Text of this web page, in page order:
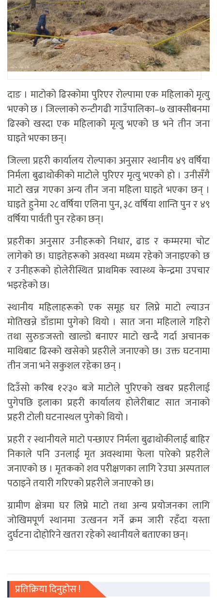
दाङ । माटाेकाे ढिस्काेमा पुरिएर राेल्पामा एक महिलाकाे मृत्यु
भएको छ । जिल्लाको रुन्टीगढी गाउँपालिका–७ खाक्सीबनमा
ढिस्को खस्दा एक महिलाको मृत्यु भएको छ भने तीन जना
घाइते भएका छन्।
जिल्ला प्रहरी कार्यालय रोल्पाका अनुसार स्थानीय ४९ वर्षिया
निर्मला बुढाथोकीको माटोले पुरिएर मृत्यु भएको हो । उनीसँगै
माटो खन्न गएका अन्य तीन जना महिला घाइते भएका छन् ।
घाइते हुनेमा २८ वर्षिया एलिना पुन, ३८ वर्षिया शान्ति पुन र ४९
वर्षिया पार्वती पुन रहेका छन्।
प्रहरीका अनुसार उनीहरूको निधार, ढाड र कम्मरमा चोट
लागेको छ। घाइतेहरूको अवस्था मध्यम रहेको जनाइएको छ
र उनीहरूको होलेरीस्थित प्राथमिक स्वास्थ्य केन्द्रमा उपचार
भइरहेको छ।
स्थानीय महिलाहरूको एक समूह घर लिप्ने माटो ल्याउन
मोतिखन्ने डाँडामा पुगेको थियो । सात जना महिलाले गहिरो
तथा सुरुङजस्तो खाल्डो बनाएर माटो खन्दै गर्दा अचानक
माथिबाट ढिस्को खसेको प्रहरीले जनाएको छ। उक्त घटनामा
तीन जना भने सकुशल रहेका छन् ।
दिउँसो करिब १२ः३० बजे माटोले पुरिएको खबर प्रहरीलाई
पुगेपछि इलाका प्रहरी कार्यालय होलेरीबाट सात जनाको
प्रहरी टोली घटनास्थल पुगेको थियो ।
प्रहरी र स्थानीयले माटो पन्छाएर निर्मला बुढाथोकीलाई बाहिर
निकाले पनि उनलाई मृत अवस्थामा फेला पारेको प्रहरीले
जनाएको छ । मृतकको शव परीक्षणका लागि रेउघा अस्पताल
पठाइने तयारी गरिएको प्रहरीले जनाएको छ।
ग्रामीण क्षेत्रमा घर लिप्ने माटो तथा अन्य प्रयोजनका लागि
जोखिमपूर्ण स्थानमा उत्खनन गर्ने क्रम जारी रहँदा यस्ता
दुर्घटना दोहोरिने खतरा रहेको स्थानीयले बताएका छन्।
प्रतिक्रिया दिनुहोस !